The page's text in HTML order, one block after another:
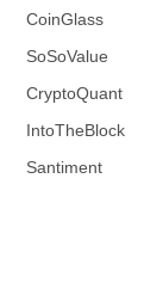
CoinGlass
SoSoValue
CryptoQuant
IntoTheBlock
Santiment